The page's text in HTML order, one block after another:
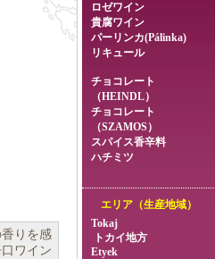
りを感
ワイン
ロゼワイン
貴腐ワイン
パーリンカ(Pálinka)
リキュール
チョコレート
（HEINDL）
チョコレート
（SZAMOS）
スパイス香辛料
ハチミツ
エリア（生産地域）
Tokaj
トカイ地方
Etyek